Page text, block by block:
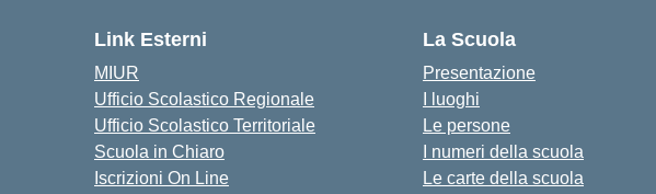
Link Esterni
MIUR
Ufficio Scolastico Regionale
Ufficio Scolastico Territoriale
Scuola in Chiaro
Iscrizioni On Line
La Scuola
Presentazione
I luoghi
Le persone
I numeri della scuola
Le carte della scuola